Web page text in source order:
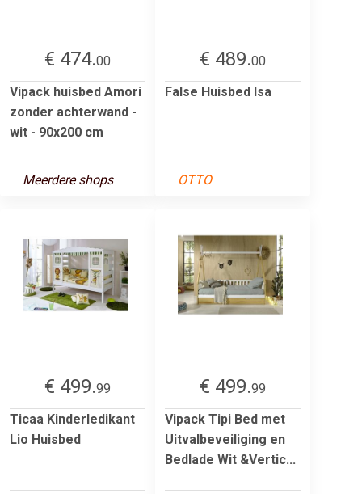
€ 474.00
Vipack huisbed Amori
zonder achterwand -
wit - 90x200 cm
Meerdere shops
€ 489.00
False Huisbed Isa
OTTO
€ 499.99
Ticaa Kinderledikant
Lio Huisbed
€ 499.99
Vipack Tipi Bed met
Uitvalbeveiliging en
Bedlade Wit &Vertic...